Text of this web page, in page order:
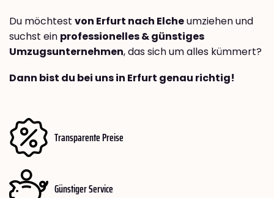
Du möchtest von Erfurt nach Elcheumziehen und
suchst ein professionelles & günstiges
Umzugsunternehmen, das sich um alles kümmert?
Dann bist du bei uns in Erfurt genau richtig!
Transparente Preise
Günstiger Service